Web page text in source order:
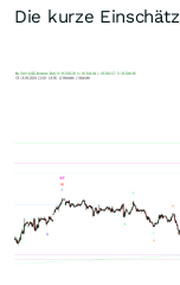
Die kurze